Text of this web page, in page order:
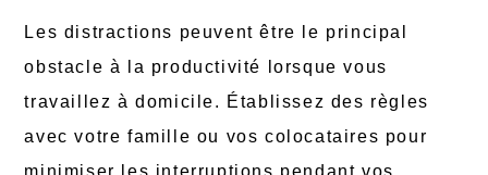
Les distractions peuvent être le principal
obstacle à la productivité lorsque vous
travaillez à domicile. Établissez des règles
avec votre famille ou vos colocataires pour
minimiser les interruptions pendant vos